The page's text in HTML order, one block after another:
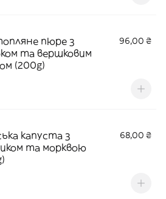
пюре з
та вершковим
(200g)
96,00 ₴
капуста з
та морквою
68,00 ₴